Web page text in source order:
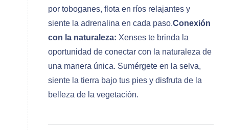
por toboganes, flota en ríos relajantes y
siente la adrenalina en cada paso.Conexión
con la naturaleza: Xenses te brinda la
oportunidad de conectar con la naturaleza de
una manera única. Sumérgete en la selva,
siente la tierra bajo tus pies y disfruta de la
belleza de la vegetación.